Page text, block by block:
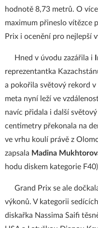
hodnotě 8,73 metrů. O
maximum přineslo vítězce
Prix i ocenění pro nejlepší
Hned v úvodu zazářila i
reprezentantka
a pokořila světový rekord
meta nyní leží ve
navíc přidala i další
centimetry překonala na
ve vrhu koulí právě z
zapsala Madina
hodu diskem kategorie
Grand Prix se ale
výkonů. V kategorii
diskařka Nassima Saifi